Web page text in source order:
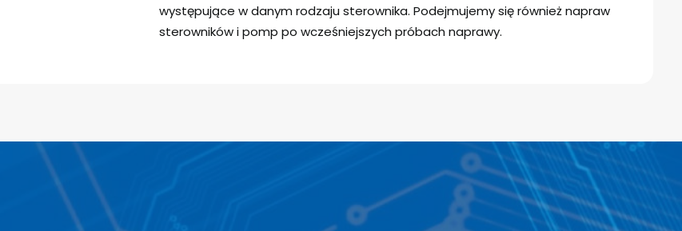
występujące w danym rodzaju sterownika. Podejmujemy się również napraw
sterowników i pomp po wcześniejszych próbach naprawy.